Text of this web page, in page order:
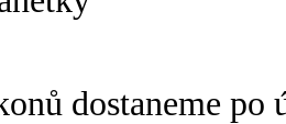
dostaneme po